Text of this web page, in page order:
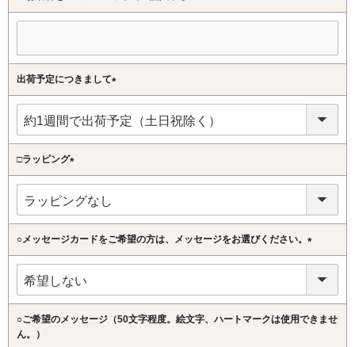
(必
出荷予定につきまして
(必
須)
□ラッピング
(必
○メッセージカードをご希望の方は、メッセージをお選びください。
(必
○ご希望のメッセージ（50文字程度。絵文字、ハートマークは使用できませ
ん。）